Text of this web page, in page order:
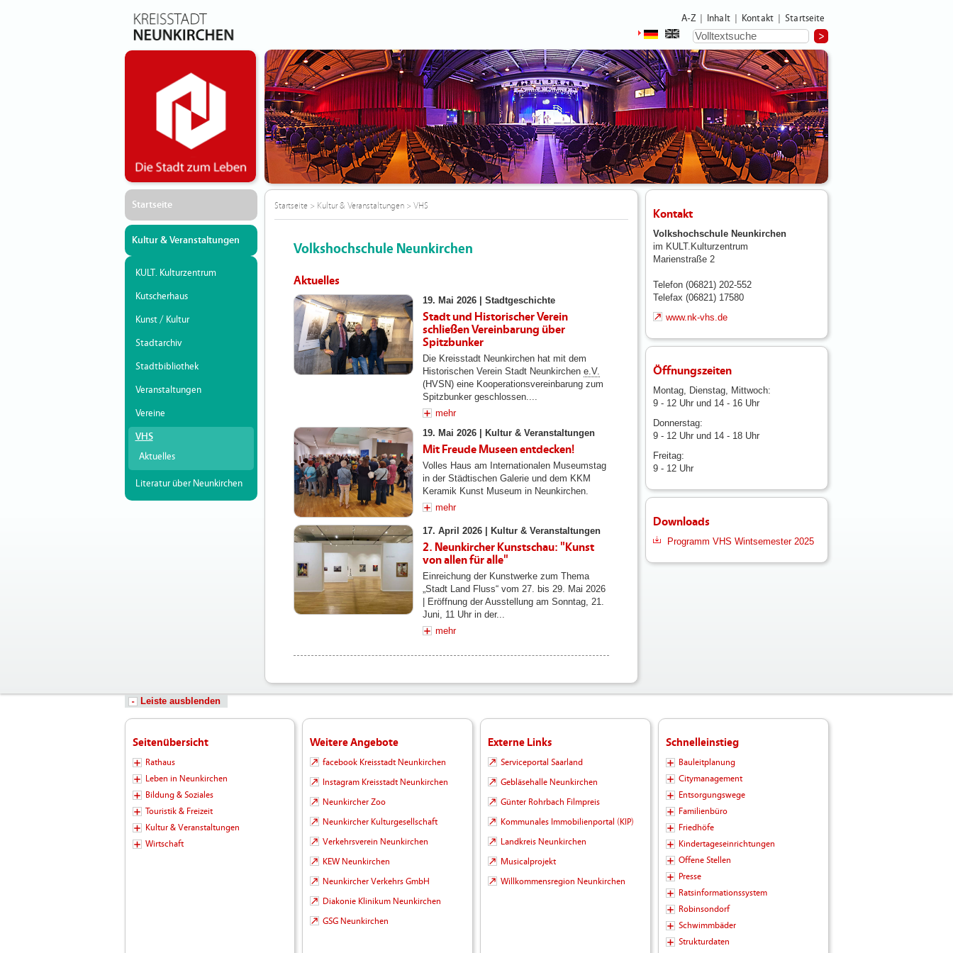
A-Z Inhalt Kontakt Startseite
Startseite
Kultur & Veranstaltungen
KULT. Kulturzentrum
Kutscherhaus
Kunst / Kultur
Stadtarchiv
Stadtbibliothek
Veranstaltungen
Vereine
VHS
Aktuelles
Literatur über Neunkirchen
Startseite> Kultur & Veranstaltungen> VHS
Volkshochschule Neunkirchen
Aktuelles
19. Mai 2026 |Stadtgeschichte
Stadt und Historischer Verein
schließen Vereinbarung über
Spitzbunker
Die Kreisstadt Neunkirchen hat mit dem
Historischen Verein Stadt Neunkirchene.V.
(HVSN) eine Kooperationsvereinbarung zum
Spitzbunker geschlossen....
mehr
19. Mai 2026 |
Kultur & Veranstaltungen
Mit Freude Museen entdecken!
Volles Haus am Internationalen Museumstag
in der Städtischen Galerie und dem KKM
Keramik Kunst Museum in Neunkirchen.
mehr
17. April 2026 |Kultur & Veranstaltungen
2. Neunkircher Kunstschau: "Kunst
von allen für alle"
Einreichung der Kunstwerke zum Thema
„Stadt Land Fluss“ vom 27. bis 29. Mai 2026
| Eröffnung der Ausstellung am Sonntag, 21.
Juni, 11 Uhr in der...
mehr
Kontakt
Volkshochschule Neunkirchen
im KULT.Kulturzentrum
Marienstraße 2
Telefon (06821) 202-552
Telefax (06821) 17580
www.nk-vhs.de
Öffnungszeiten
Montag, Dienstag, Mittwoch:
9 - 12 Uhr und 14 - 16 Uhr
Donnerstag:
9 - 12 Uhr und 14 - 18 Uhr
Freitag:
9 - 12 Uhr
Downloads
Programm VHS Wintsemester 2025
Leiste ausblenden
Seitenübersicht
Rathaus
Leben in Neunkirchen
Bildung & Soziales
Touristik & Freizeit
Kultur & Veranstaltungen
Wirtschaft
Weitere Angebote
facebook Kreisstadt Neunkirchen
Instagram Kreisstadt Neunkirchen
Neunkircher Zoo
Neunkircher Kulturgesellschaft
Verkehrsverein Neunkirchen
KEW Neunkirchen
Neunkircher Verkehrs GmbH
Diakonie Klinikum Neunkirchen
GSG Neunkirchen
Externe Links
Serviceportal Saarland
Gebläsehalle Neunkirchen
Günter Rohrbach Filmpreis
Kommunales Immobilienportal (KIP)
Landkreis Neunkirchen
Musicalprojekt
Willkommensregion Neunkirchen
Schnelleinstieg
Bauleitplanung
Citymanagement
Entsorgungswege
Familienbüro
Friedhöfe
Kindertageseinrichtungen
Offene Stellen
Presse
Ratsinformationssystem
Robinsondorf
Schwimmbäder
Strukturdaten